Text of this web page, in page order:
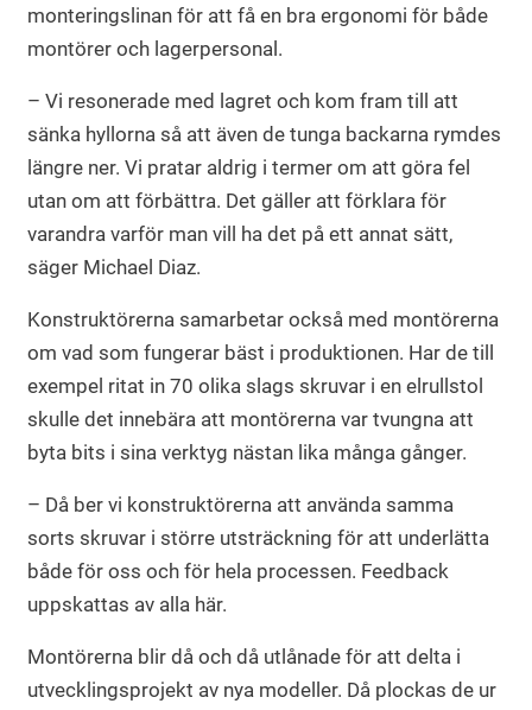
monteringslinan för att få en bra ergonomi för både
montörer och lagerpersonal.
– Vi resonerade med lagret och kom fram till att
sänka hyllorna så att även de tunga backarna rymdes
längre ner. Vi pratar aldrig i termer om att göra fel
utan om att förbättra. Det gäller att förklara för
varandra varför man vill ha det på ett annat sätt,
säger Michael Diaz.
Konstruktörerna samarbetar också med montörerna
om vad som fungerar bäst i produktionen. Har de till
exempel ritat in 70 olika slags skruvar i en elrullstol
skulle det innebära att montörerna var tvungna att
byta bits i sina verktyg nästan lika många gånger.
– Då ber vi konstruktörerna att använda samma
sorts skruvar i större utsträckning för att underlätta
både för oss och för hela processen. Feedback
uppskattas av alla här.
Montörerna blir då och då utlånade för att delta i
utvecklingsprojekt av nya modeller. Då plockas de ur